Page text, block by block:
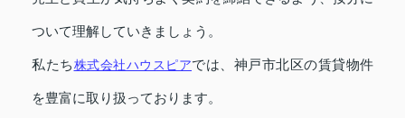
ついて理解していきましょう。
私たち株式会社ハウスピアでは、神戸市北区の賃貸物件
を豊富に取り扱っております。